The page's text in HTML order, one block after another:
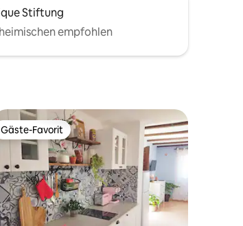
Stiftung
empfohlen
Gäste-Favorit
Gäste-Favorit